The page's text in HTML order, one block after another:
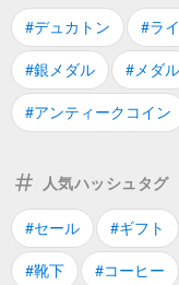
#デュカトン #ラ
#銀メダル #メダル
#アンティークコイン
人気ハッシュタグ
#セール #ギフト
#靴下 #コーヒー